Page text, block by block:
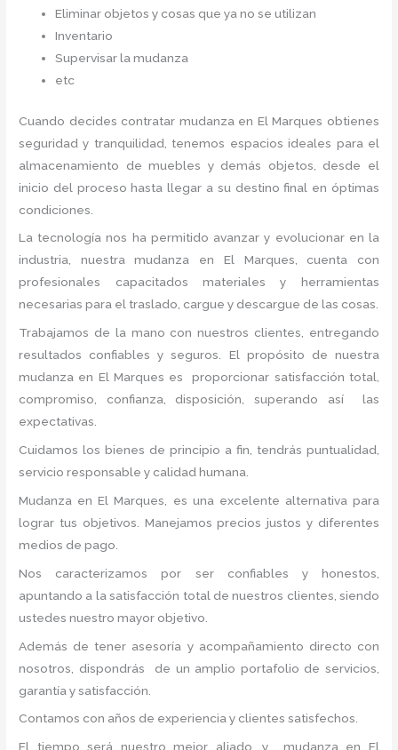
Eliminar objetos y cosas que ya no se utilizan
Inventario
Supervisar la mudanza
etc
Cuando decides contratar mudanza en El Marques obtienes
seguridad y tranquilidad, tenemos espacios ideales para el
almacenamiento de muebles y demás objetos, desde el
inicio del proceso hasta llegar a su destino final en óptimas
condiciones.
La tecnología nos ha permitido avanzar y evolucionar en la
industria, nuestra mudanza en El Marques, cuenta con
profesionales capacitados materiales y herramientas
necesarias para el traslado, cargue y descargue de las cosas.
Trabajamos de la mano con nuestros clientes, entregando
resultados confiables y seguros. El propósito de nuestra
mudanza en El Marques es proporcionar satisfacción total,
compromiso, confianza, disposición, superando así las
expectativas.
Cuidamos los bienes de principio a fin, tendrás puntualidad,
servicio responsable y calidad humana.
Mudanza en El Marques, es una excelente alternativa para
lograr tus objetivos. Manejamos precios justos y diferentes
medios de pago.
Nos caracterizamos por ser confiables y honestos,
apuntando a la satisfacción total de nuestros clientes, siendo
ustedes nuestro mayor objetivo.
Además de tener asesoría y acompañamiento directo con
nosotros, dispondrás de un amplio portafolio de servicios,
garantía y satisfacción.
Contamos con años de experiencia y clientes satisfechos.
El tiempo será nuestro mejor aliado, y mudanza en El